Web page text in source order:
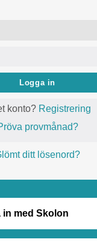
Logga in
konto? Registrering
provmånad?
ditt lösenord?
in med Skolon